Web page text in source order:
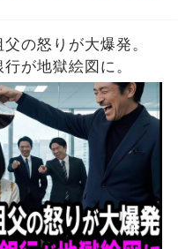
の怒りが大爆発。
が地獄絵図に。